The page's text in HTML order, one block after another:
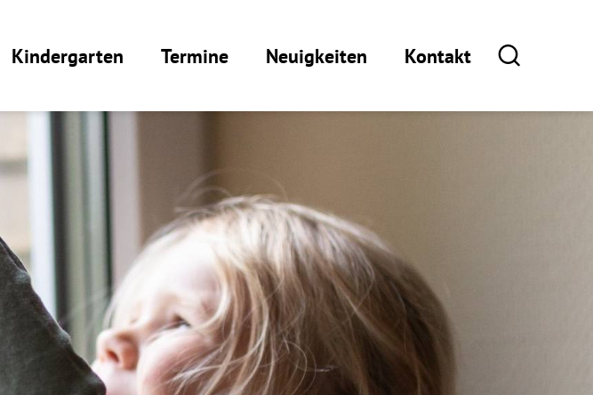
Kindergarten Termine Neuigkeiten Kontakt